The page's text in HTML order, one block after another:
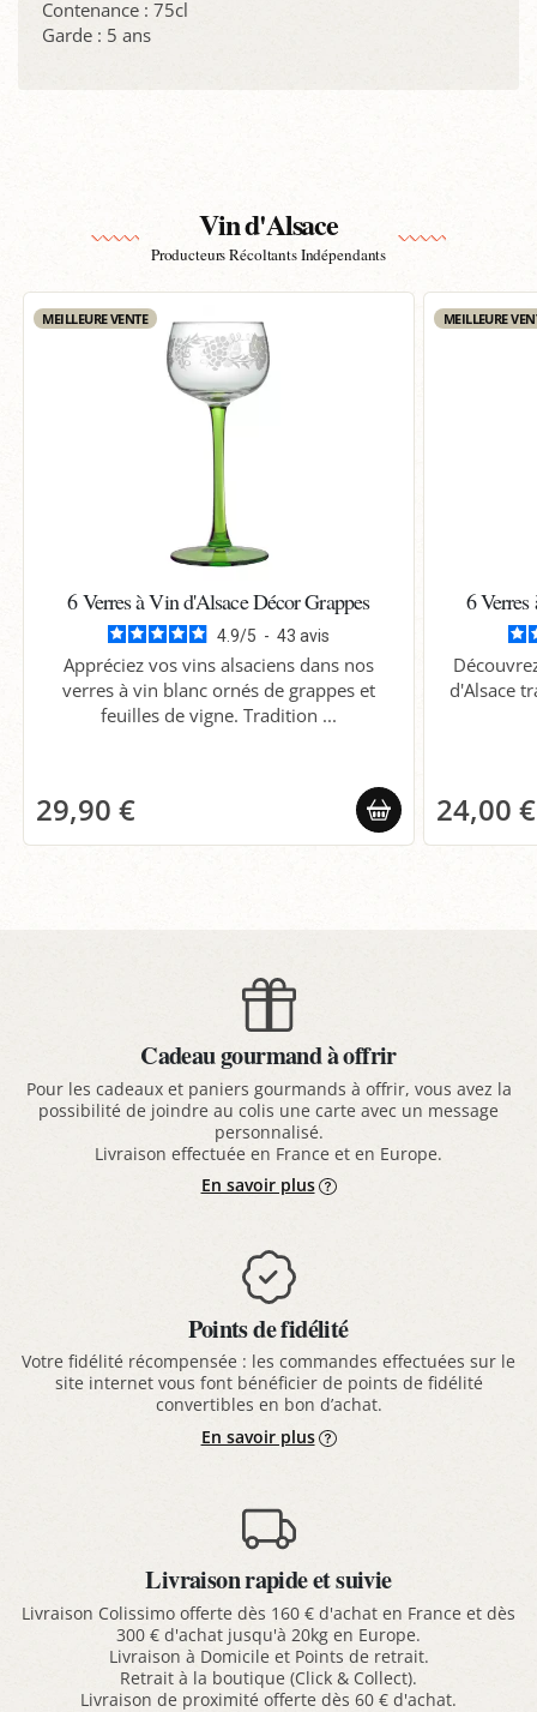
Contenance : 75cl
Garde : 5 ans
Vin d'Alsace
Producteurs Récoltants Indépendants
MEILLEURE VENTE
6 Verres à Vin d'Alsace Décor Grappes
4.9/5 - 43 avis
Appréciez vos vins alsaciens dans nos
verres à vin blanc ornés de grappes et
feuilles de vigne. Tradition ...
29,90 €
MEILLEURE
6
d'Alsace
24,00 €
Cadeau gourmand à offrir
Pour les cadeaux et paniers gourmands à offrir, vous avez la
possibilité de joindre au colis une carte avec un message
personnalisé.
Livraison effectuée en France et en Europe.
En savoir plus
Points de fidélité
Votre fidélité récompensée : les commandes effectuées sur le
site internet vous font bénéficier de points de fidélité
convertibles en bon d’achat.
En savoir plus
Livraison rapide et suivie
Livraison Colissimo offerte dès 160 € d'achat en France et dès
300 € d'achat jusqu'à 20kg en Europe.
Livraison à Domicile et Points de retrait.
Retrait à la boutique (Click & Collect).
Livraison de proximité offerte dès 60 € d'achat.